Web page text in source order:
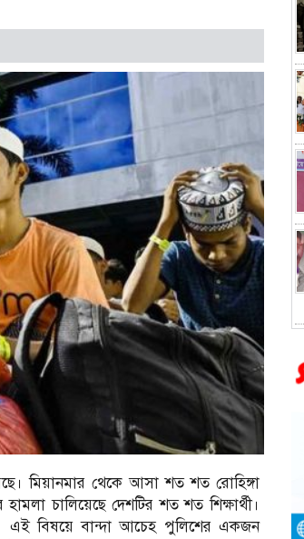
মিয়ানমার থেকে আসা শত শত রোহিঙ্গা
চালিয়েছে দেশটির শত শত শিক্ষার্থী।
এই বিষয়ে বান্দা আচেহ পুলিশের একজন